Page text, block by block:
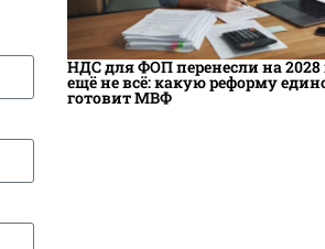
НДС для ФОП перенесли на 2028
ещё не всё: какую реформу
готовит МВФ